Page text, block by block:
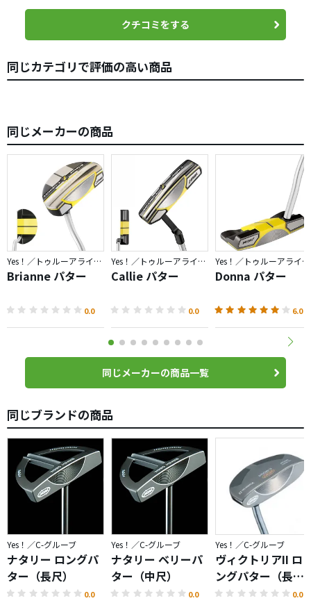
クチコミをする
同じカテゴリで評価の高い商品
同じメーカーの商品
Yes！／トゥルーアライメント
Brianne パター
0.0
Yes！／トゥルーアライメント
Callie パター
0.0
Yes！／トゥルーアライメント
Donna パター
6.0
同じメーカーの商品一覧
同じブランドの商品
Yes！／C-グルーブ
ナタリー ロングパ
ター（長尺）
0.0
Yes！／C-グルーブ
ナタリー ベリーパ
ター（中尺）
0.0
Yes！／C-グルーブ
ヴィクトリアII ロ
ングパター（長
尺）
0.0